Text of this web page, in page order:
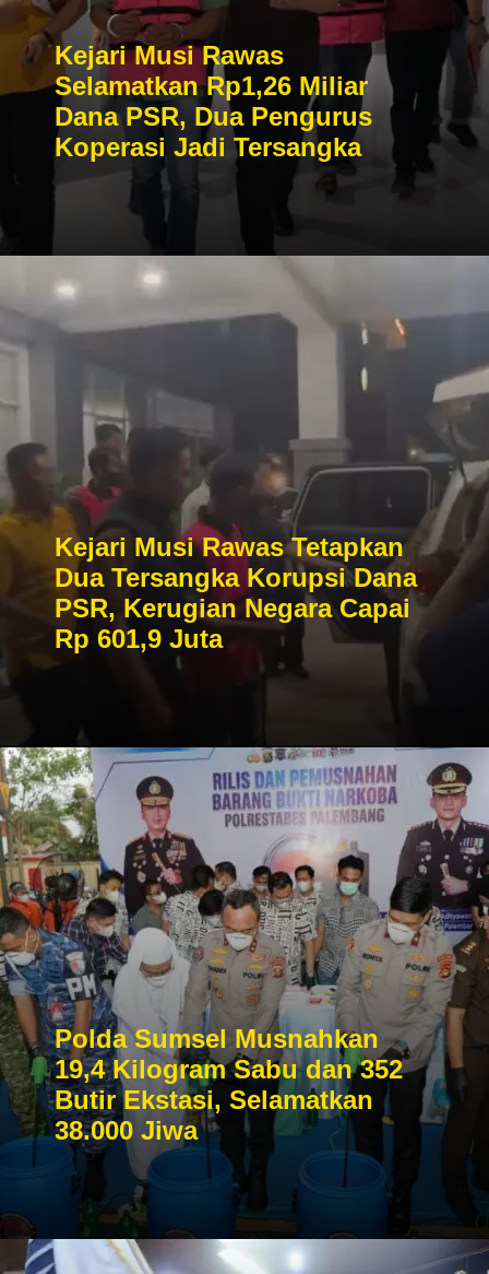
Kejari Musi Rawas
Selamatkan Rp1,26 Miliar
Dana PSR, Dua Pengurus
Koperasi Jadi Tersangka
Kejari Musi Rawas Tetapkan
Dua Tersangka Korupsi Dana
PSR, Kerugian Negara Capai
Rp 601,9 Juta
Polda Sumsel Musnahkan
19,4 Kilogram Sabu dan 352
Butir Ekstasi, Selamatkan
38.000 Jiwa